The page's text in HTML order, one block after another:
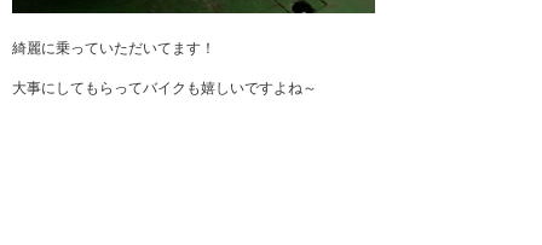
綺麗に乗っていただいてます！
大事にしてもらってバイクも嬉しいですよね～